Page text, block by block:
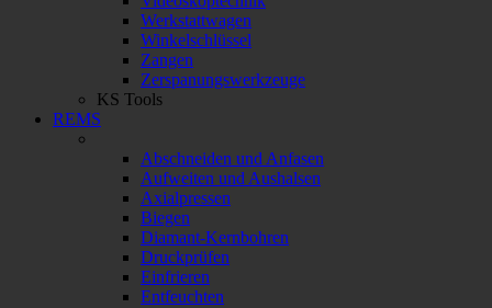
Werkstattwagen
Winkelschlüssel
Zangen
Zerspanungswerkzeuge
KS Tools
REMS
Abschneiden und Anfasen
Aufweiten und Aushalsen
Axialpressen
Biegen
Diamant-Kernbohren
Druckprüfen
Einfrieren
Entfeuchten